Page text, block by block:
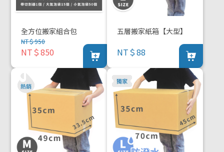
全方位搬家組合包
NT＄950
NT＄850
五層搬家紙箱【大型】
NT＄88